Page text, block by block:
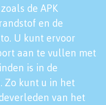
de APK
en de
U kunt ervoor
aan te vullen met
is in de
Zo kunt u in het
van het